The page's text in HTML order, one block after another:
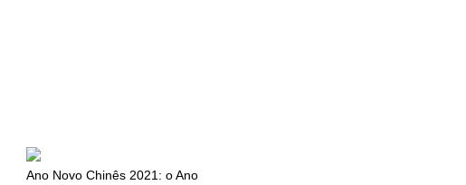
Ano Novo Chinês 2021: o Ano